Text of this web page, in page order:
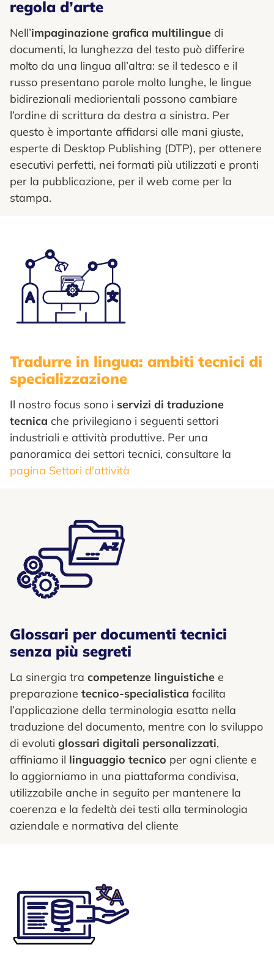
Tradurre in lingua: ambiti tecnici di
specializzazione
Il nostro focus sono i servizi di traduzione
tecnica che privilegiano i seguenti settori
industriali e attività produttive. Per una
panoramica dei settori tecnici, consultare la
pagina Settori d'attività
regola d’arte
Nell’impaginazione grafica multilingue di
documenti, la lunghezza del testo può differire
molto da una lingua all’altra: se il tedesco e il
russo presentano parole molto lunghe, le lingue
bidirezionali mediorientali possono cambiare
l’ordine di scrittura da destra a sinistra. Per
questo è importante affidarsi alle mani giuste,
esperte di Desktop Publishing (DTP), per ottenere
esecutivi perfetti, nei formati più utilizzati e pronti
per la pubblicazione, per il web come per la
stampa.
Glossari per documenti tecnici
senza più segreti
La sinergia tra competenze linguistiche e
preparazione tecnico-specialistica facilita
l’applicazione della terminologia esatta nella
traduzione del documento, mentre con lo sviluppo
di evoluti glossari digitali personalizzati,
affiniamo il linguaggio tecnico per ogni cliente e
lo aggiorniamo in una piattaforma condivisa,
utilizzabile anche in seguito per mantenere la
coerenza e la fedeltà dei testi alla terminologia
aziendale e normativa del cliente